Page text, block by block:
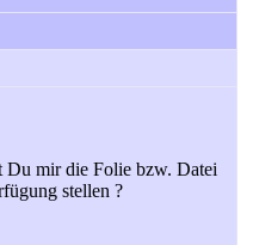
Du mir die Folie bzw. Datei
stellen ?